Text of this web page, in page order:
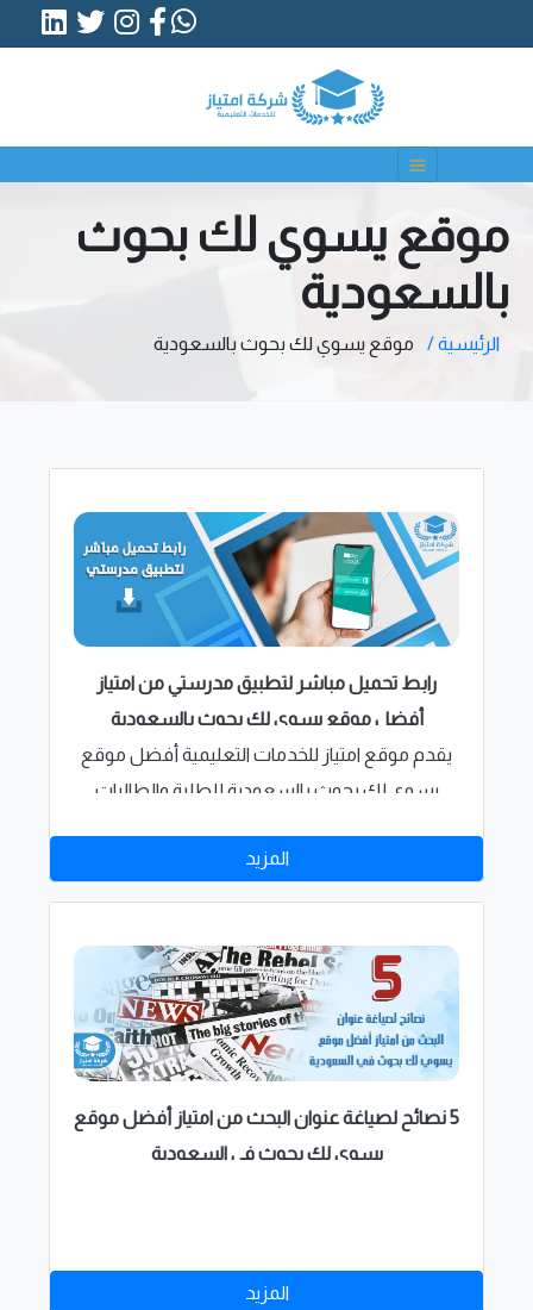
موقع يسوي لك بحوث
بالسعودية
الرئيسية / موقع يسوي لك بحوث بالسعودية
رابط تحميل مباشر لتطبيق مدرستي من امتياز
أفضل موقع يسوي لك بحوث بالسعودية
يقدم موقع امتياز للخدمات التعليمية أفضل موقع
يسوي لك بحوث بالسعودية للطلبة والطالبات
لتطبيق مدرستي السعودية، التي يعتمد عليها
الطلبة بشكل أساسي لاستكمال الفصل الدراسي
المزيد
5 نصائح لصياغة عنوان البحث من امتياز أفضل موقع
يسوي لك بحوث في السعودية
المزيد